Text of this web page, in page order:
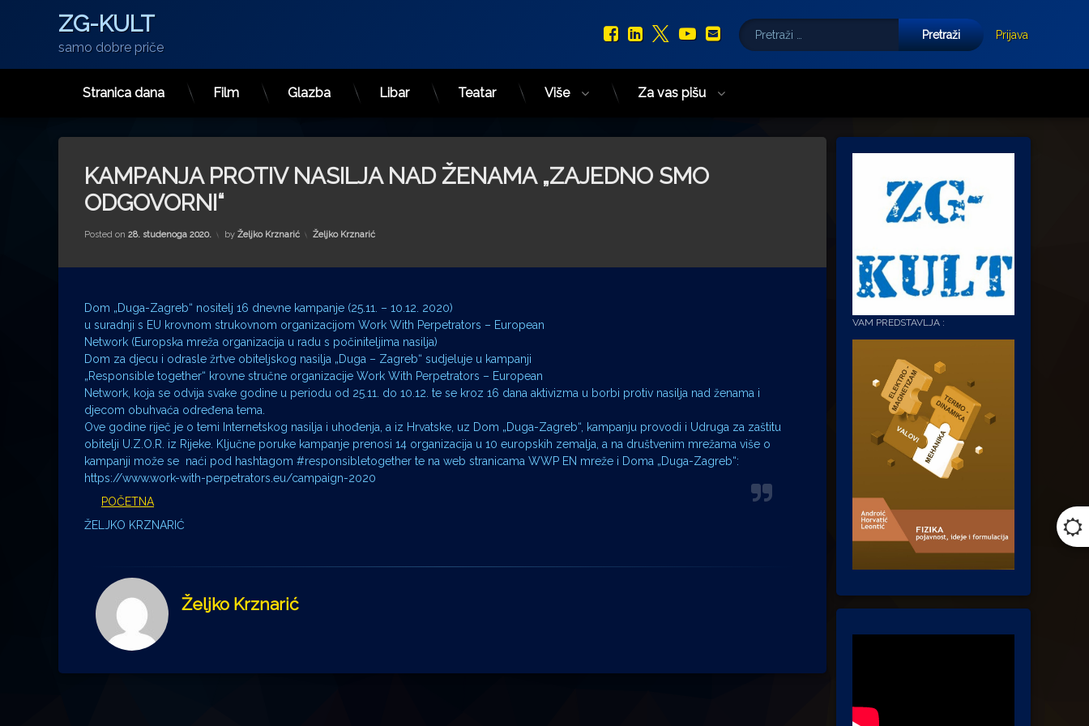
ZG-KULT
samo dobre priče
Facebook
LinkedIn
X.com
YouTube
E-mail
Pretraži:
Prijava
Stranica dana Film Glazba Libar Teatar Više Za vas pišu
KAMPANJA PROTIV NASILJA NAD ŽENAMA „ZAJEDNO SMO
ODGOVORNI“
Posted on 28. studenoga 2020. by Željko Krznarić Kategorije:
Željko Krznarić
Dom „Duga-Zagreb“ nositelj 16 dnevne kampanje (25.11. – 10.12. 2020)
u suradnji s EU krovnom strukovnom organizacijom Work With Perpetrators – European
Network (Europska mreža organizacija u radu s počiniteljima nasilja)
Dom za djecu i odrasle žrtve obiteljskog nasilja „Duga – Zagreb“ sudjeluje u kampanji
„Responsible together“ krovne stručne organizacije Work With Perpetrators – European
Network, koja se odvija svake godine u periodu od 25.11. do 10.12. te se kroz 16 dana aktivizma u borbi protiv nasilja nad ženama i
djecom obuhvaća određena tema.
Ove godine riječ je o temi Internetskog nasilja i uhođenja, a iz Hrvatske, uz Dom „Duga-Zagreb“, kampanju provodi i Udruga za zaštitu
obitelji U.Z.O.R. iz Rijeke. Ključne poruke kampanje prenosi 14 organizacija u 10 europskih zemalja, a na društvenim mrežama više o
kampanji može se naći pod hashtagom #responsibletogether te na web stranicama WWP EN mreže i Doma „Duga-Zagreb“:
https://www.work-with-perpetrators.eu/campaign-2020
POČETNA
ŽELJKO KRZNARIĆ
Željko Krznarić
VAM PREDSTAVLJA :